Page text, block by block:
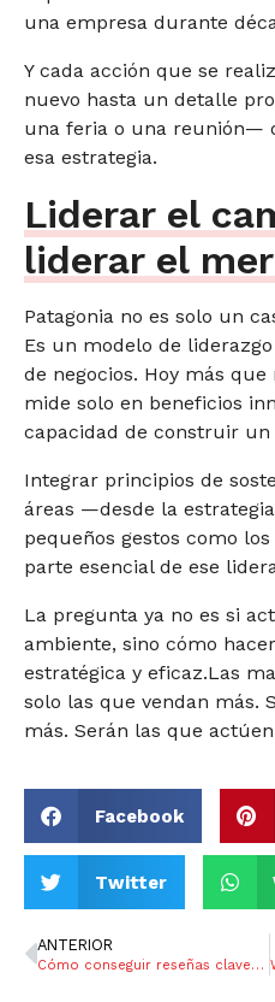
una empresa durante
Y cada acción que se
nuevo hasta un detalle
una feria o una reunión—
esa estrategia.
Liderar el
liderar el
Patagonia no es solo un
Es un modelo de
de negocios. Hoy más
mide solo en beneficios
capacidad de construir un
Integrar principios de
áreas —desde la
pequeños gestos como
parte esencial de ese
La pregunta ya no es si
ambiente, sino cómo
estratégica y eficaz.Las
solo las que vendan más.
más. Serán las que
Facebook
Twitter
ANTERIOR
Cómo conseguir reseñas clave y potenciar tu empresa